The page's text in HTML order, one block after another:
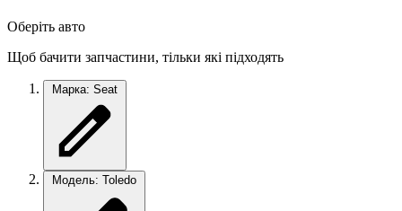
Оберіть авто
Щоб бачити запчастини, тільки які підходять
Марка: Seat
Модель: Toledo